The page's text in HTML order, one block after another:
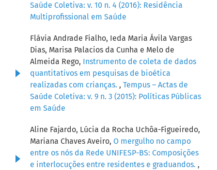
Saúde Coletiva: v. 10 n. 4 (2016): Residência
Multiprofissional em Saúde
Flávia Andrade Fialho, Ieda Maria Ávila Vargas
Dias, Marisa Palacios da Cunha e Melo de
Almeida Rego, Instrumento de coleta de dados
quantitativos em pesquisas de bioética
realizadas com crianças. , Tempus – Actas de
Saúde Coletiva: v. 9 n. 3 (2015): Políticas Públicas
em Saúde
Aline Fajardo, Lúcia da Rocha Uchôa-Figueiredo,
Mariana Chaves Aveiro, O mergulho no campo
entre os nós da Rede UNIFESP-BS: Composições
e interlocuções entre residentes e graduandos. ,